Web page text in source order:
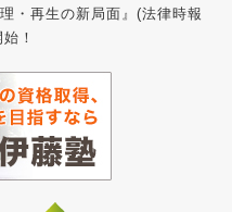
・再生の新局面』(法律時報
！